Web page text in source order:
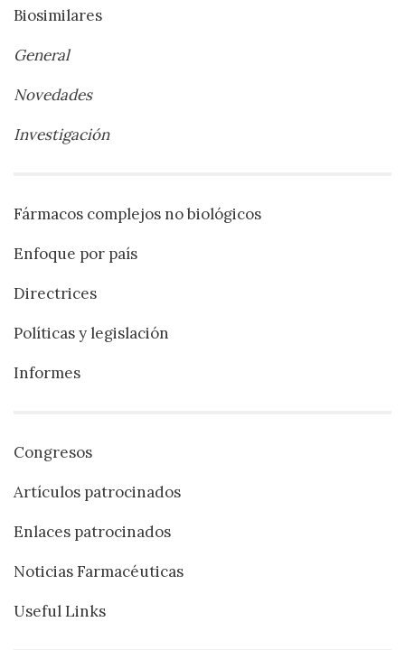
Biosimilares
General
Novedades
Investigación
Fármacos complejos no biológicos
Enfoque por país
Directrices
Políticas y legislación
Informes
Congresos
Artículos patrocinados
Enlaces patrocinados
Noticias Farmacéuticas
Useful Links